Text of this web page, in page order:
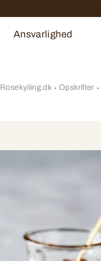
Ansvarlighed
Rosekylling.dk Opskrifter